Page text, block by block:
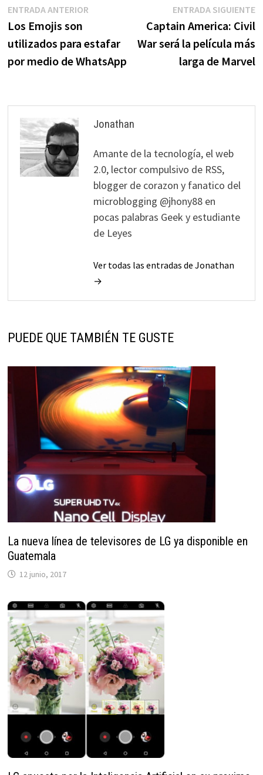
Navegación
de
entradas
ENTRADA ANTERIOREntrada
Los Emojis son
utilizados para estafar
por medio de WhatsApp
ENTRADA SIGUIENTE
Captain America: Civil
War será la película más
larga de Marvel
Jonathan
Amante de la tecnología, el web
2.0, lector compulsivo de RSS,
blogger de corazon y fanatico del
microblogging @jhony88 en
pocas palabras Geek y estudiante
de Leyes
Ver todas las entradas de Jonathan
→
PUEDE QUE TAMBIÉN TE GUSTE
La nueva línea de televisores de LG ya disponible en
Guatemala
12 junio, 2017